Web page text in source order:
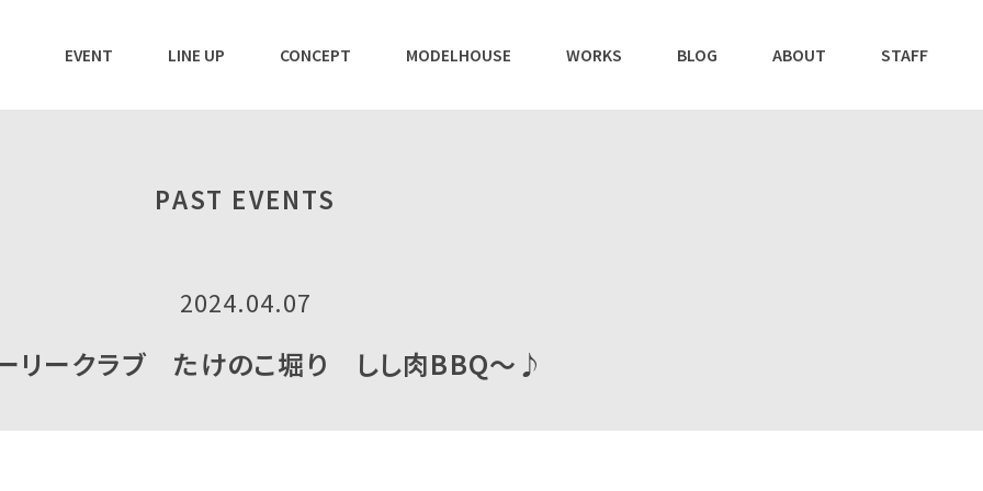
EVENT LINE UP CONCEPT MODELHOUSE WORKS BLOG ABOUT STAFF
PAST EVENTS
2024.04.07
リークラブ たけのこ堀り しし肉BBQ～♪